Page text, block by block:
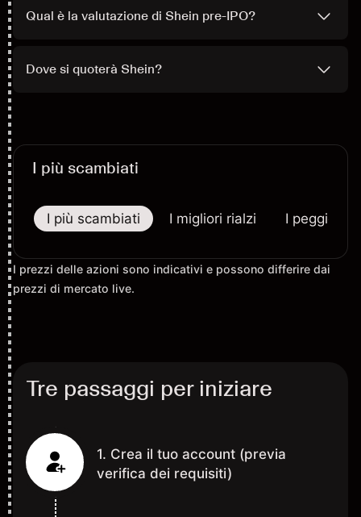
Qual è la valutazione di Shein pre-IPO?
Dove si quoterà Shein?
I più scambiati
I più scambiati I migliori rialzi I peggiori
I prezzi delle azioni sono indicativi e possono differire dai
prezzi di mercato live.
Tre passaggi per iniziare
1. Crea il tuo account (previa
verifica dei requisiti)